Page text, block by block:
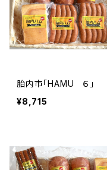
胎内市「HAMU ６」
¥8,715